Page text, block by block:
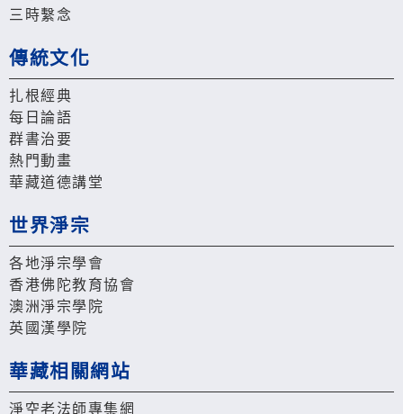
三時繫念
傳統文化
扎根經典
每日論語
群書治要
熱門動畫
華藏道德講堂
世界淨宗
各地淨宗學會
香港佛陀教育協會
澳洲淨宗學院
英國漢學院
華藏相關網站
淨空老法師專集網